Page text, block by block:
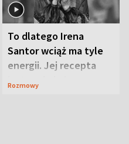
To dlatego Irena
Santor wciąż ma tyle
energii. Jej recepta
jest zaskakująco
Rozmowy